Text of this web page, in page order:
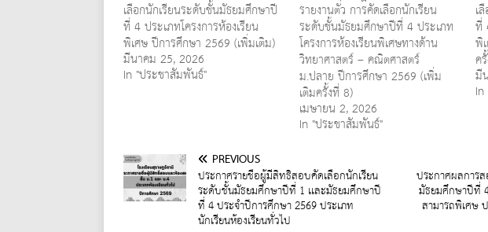
เลือกนักเรียนระดับชั้นมัธยมศึกษาปี
ที่ 4 ประเภทโครงการห้องเรียน
พิเศษ ปีการศึกษา 2569 (เพิ่มเติม)
มีนาคม 25, 2026
In "ประชาสัมพันธ์"
รายงานตัว การคัดเลือกนักเรียน
ระดับชั้นมัธยมศึกษาปีที่ 4 ประเภท
โครงการห้องเรียนพิเศษทางด้าน
วิทยาศาสตร์ – คณิตศาสตร์
ม.ปลาย ปีการศึกษา 2569 (เพิ่ม
เติมครั้งที่ 8)
เมษายน 2, 2026
In "ประชาสัมพันธ์"
เ
ที่
พิ
ค
มี
PREVIOUS
ประกาศรายชื่อผู้มีสิทธิ์สอบคัดเลือกนักเรียน
ระดับชั้นมัธยมศึกษาปีที่ 1 เเละมัธยมศึกษาปี
ที่ 4 ประจำปีการศึกษา 2569 ประเภท
นักเรียนห้องเรียนทั่วไป
ประกาศผลการ
มัธยมศึกษาปีที่
สามารถพิเศษ